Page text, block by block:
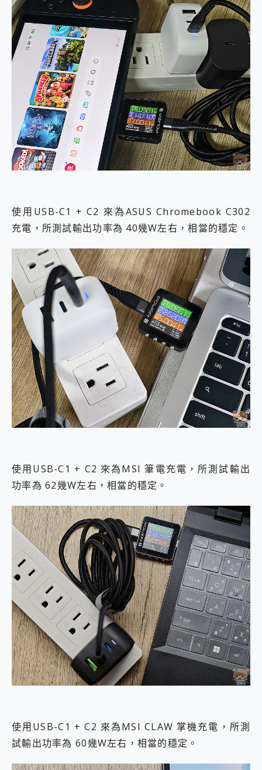
使用USB-C1 + C2 來為ASUS Chromebook C302
充電，所測試輸出功率為 40幾W左右，相當的穩定。
使用USB-C1 + C2 來為MSI 筆電充電，所測試輸出
功率為 62幾W左右，相當的穩定。
使用USB-C1 + C2 來為MSI CLAW 掌機充電，所測
試輸出功率為 60幾W左右，相當的穩定。